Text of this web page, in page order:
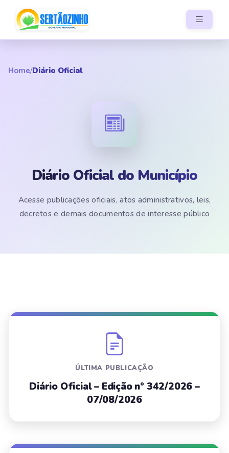
Home/Diário Oficial
Diário Oficial do Município
Acesse publicações oficiais, atos administrativos, leis,
decretos e demais documentos de interesse público
ÚLTIMA PUBLICAÇÃO
Diário Oficial – Edição nº 342/2026 –
07/08/2026